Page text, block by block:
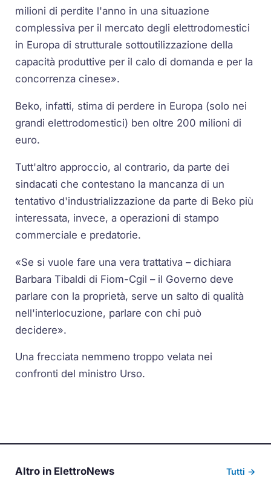
milioni di perdite l'anno in una situazione
complessiva per il mercato degli elettrodomestici
in Europa di strutturale sottoutilizzazione della
capacità produttive per il calo di domanda e per la
concorrenza cinese».
Beko, infatti, stima di perdere in Europa (solo nei
grandi elettrodomestici) ben oltre 200 milioni di
euro.
Tutt'altro approccio, al contrario, da parte dei
sindacati che contestano la mancanza di un
tentativo d'industrializzazione da parte di Beko più
interessata, invece, a operazioni di stampo
commerciale e predatorie.
«Se si vuole fare una vera trattativa – dichiara
Barbara Tibaldi di Fiom-Cgil – il Governo deve
parlare con la proprietà, serve un salto di qualità
nell'interlocuzione, parlare con chi può
decidere».
Una frecciata nemmeno troppo velata nei
confronti del ministro Urso.
Altro in ElettroNews Tutti →